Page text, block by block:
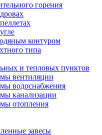
горения
контуром
типа
и тепловых пунктов
вентиляции
водоснабжения
канализации
отопления
завесы